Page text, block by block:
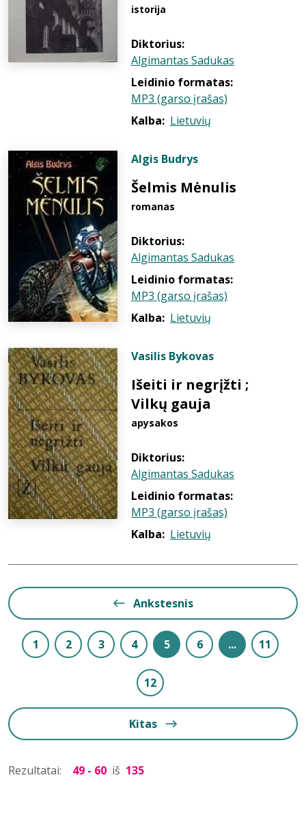
istorija
Diktorius:
Algimantas Sadukas
Leidinio formatas:
MP3 (garso įrašas)
Kalba: Lietuvių
Algis Budrys
Šelmis Mėnulis
romanas
Diktorius:
Algimantas Sadukas
Leidinio formatas:
MP3 (garso įrašas)
Kalba: Lietuvių
Vasilis Bykovas
Išeiti ir negrįžti ;
Vilkų gauja
apysakos
Diktorius:
Algimantas Sadukas
Leidinio formatas:
MP3 (garso įrašas)
Kalba: Lietuvių
Ankstesnis
1 2 3 4 5 6 ... 11
12
Kitas
Rezultatai: 49 - 60 iš 135